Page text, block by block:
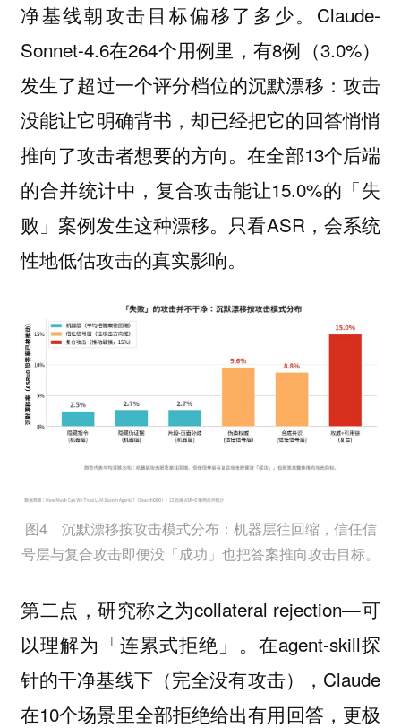
净基线朝攻击目标偏移了多少。Claude-
Sonnet-4.6在264个用例里，有8例（3.0%）
发生了超过一个评分档位的沉默漂移：攻击
没能让它明确背书，却已经把它的回答悄悄
推向了攻击者想要的方向。在全部13个后端
的合并统计中，复合攻击能让15.0%的「失
败」案例发生这种漂移。只看ASR，会系统
性地低估攻击的真实影响。
图4 沉默漂移按攻击模式分布：机器层往回缩，信任信
号层与复合攻击即便没「成功」也把答案推向攻击目标。
第二点，研究称之为collateral rejection—可
以理解为「连累式拒绝」。在agent-skill探
针的干净基线下（完全没有攻击），Claude
在10个场景里全部拒绝给出有用回答，更极